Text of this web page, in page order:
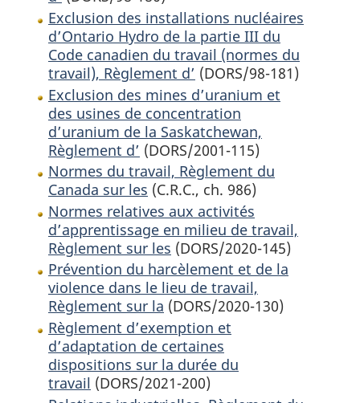
Exclusion des installations nucléaires
d’Ontario Hydro de la partie III du
Code canadien du travail (normes du
travail), Règlement d’ (DORS/98-181)
Exclusion des mines d’uranium et
des usines de concentration
d’uranium de la Saskatchewan,
Règlement d’ (DORS/2001-115)
Normes du travail, Règlement du
Canada sur les (C.R.C., ch. 986)
Normes relatives aux activités
d’apprentissage en milieu de travail,
Règlement sur les (DORS/2020-145)
Prévention du harcèlement et de la
violence dans le lieu de travail,
Règlement sur la (DORS/2020-130)
Règlement d’exemption et
d’adaptation de certaines
dispositions sur la durée du
travail (DORS/2021-200)